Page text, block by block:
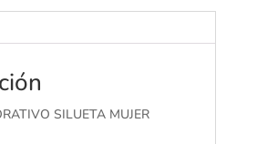
SILUETA MUJER